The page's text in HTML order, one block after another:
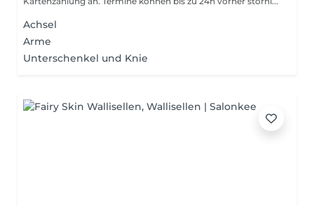
Achsel
Arme
Unterschenkel und Knie